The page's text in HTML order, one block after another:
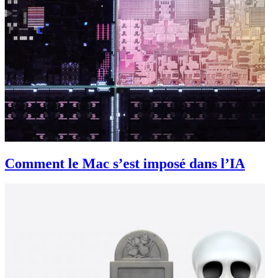
Comment le Mac s’est imposé dans l’IA